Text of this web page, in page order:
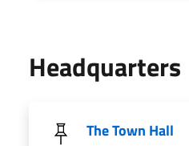
Headquarters
The Town Hall